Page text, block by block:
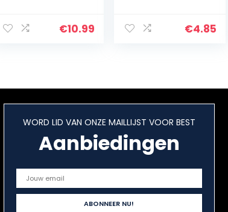
Verjaardag
Verjaardag
Feestartikelen
Bachelorette
Bruids Douche,
Goud Nummer
€10.99 €4.85
WORD LID VAN ONZE MAILLIJST VOOR BEST
Aanbiedingen